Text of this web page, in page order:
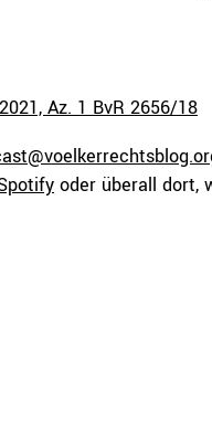
Az. 1 BvR 2656/18
oder überall dort,